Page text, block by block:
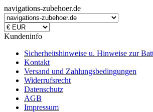
navigations-zubehoer.de
Kundeninfo
Sicherheitshinweise u. Hinweise zur
Kontakt
Versand und Zahlungsbedingungen
Widerrufsrecht
Datenschutz
AGB
Impressum